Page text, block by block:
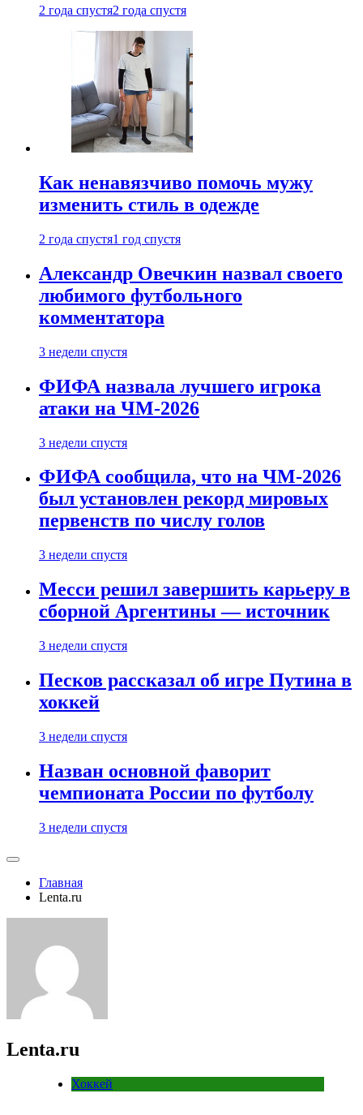
2 года спустя2 года спустя
Как ненавязчиво помочь мужу
изменить стиль в одежде
2 года спустя1 год спустя
Александр Овечкин назвал своего
любимого футбольного
комментатора
3 недели спустя
ФИФА назвала лучшего игрока
атаки на ЧМ-2026
3 недели спустя
ФИФА сообщила, что на ЧМ-2026
был установлен рекорд мировых
первенств по числу голов
3 недели спустя
Месси решил завершить карьеру в
сборной Аргентины — источник
3 недели спустя
Песков рассказал об игре Путина в
хоккей
3 недели спустя
Назван основной фаворит
чемпионата России по футболу
3 недели спустя
Главная
Lenta.ru
Lenta.ru
Хоккей